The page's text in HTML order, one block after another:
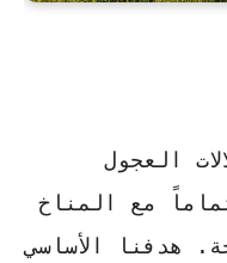
العجول
مع المناخ
هدفنا الأساسي